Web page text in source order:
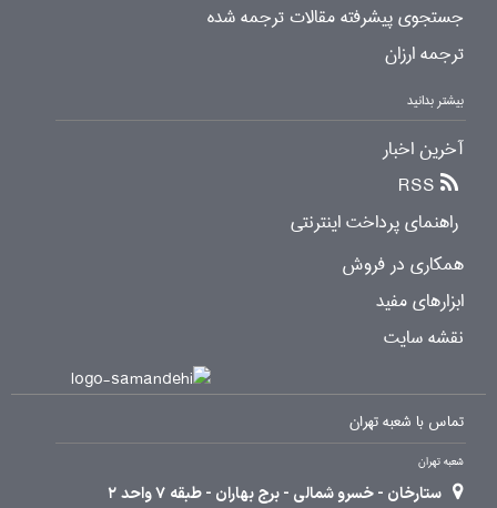
جستجوی پیشرفته مقالات ترجمه شده
ترجمه ارزان
بیشتر بدانید
آخرین اخبار
RSS
راهنمای پرداخت اینترنتی
همکاری در فروش
ابزارهای مفید
نقشه سایت
تماس با شعبه تهران
شعبه تهران
ستارخان - خسرو شمالی - برج بهاران - طبقه 7 واحد 2